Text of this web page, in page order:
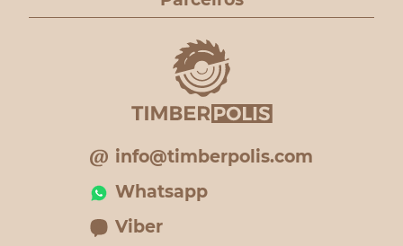
info@timberpolis.com
Whatsapp
Viber